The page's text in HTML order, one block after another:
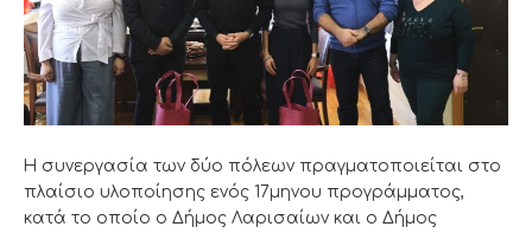
Η συνεργασία των δύο πόλεων πραγματοποιείται στο
πλαίσιο υλοποίησης ενός 17μηνου προγράμματος,
κατά το οποίο ο Δήμος Λαρισαίων και ο Δήμος